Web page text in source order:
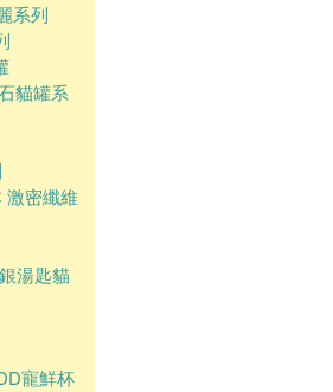
系列
貓罐系
激密纖維
湯匙貓
寵鮮杯